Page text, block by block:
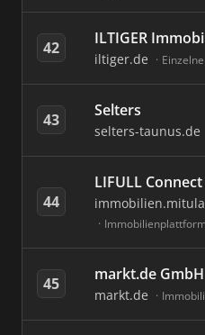
42 ILTIGER
iltiger.de
43 Selters
selters-taunus.de
44
LIFULL Connect
Immobilienplattform
45 markt.de GmbH
markt.de